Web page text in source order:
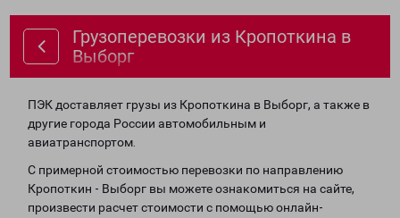
Грузоперевозки из Кропоткина в
Выборг
ПЭК доставляет грузы из Кропоткина в Выборг, а также в
другие города России автомобильным и
авиатранспортом.
С примерной стоимостью перевозки по направлению
Кропоткин - Выборг вы можете ознакомиться на сайте,
произвести расчет стоимости с помощью онлайн-